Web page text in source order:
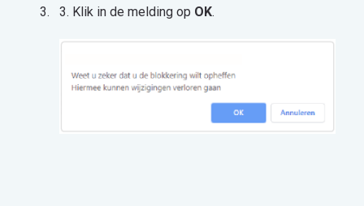
3. Klik in de melding op OK.